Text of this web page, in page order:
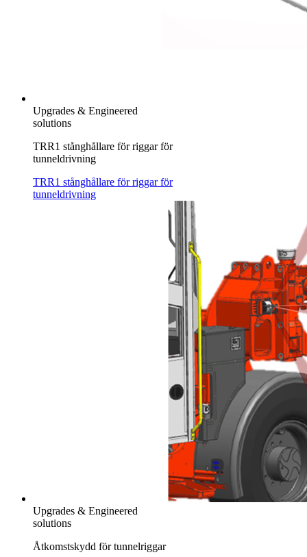
Upgrades & Engineered
solutions
TRR1 stånghållare för riggar för
tunneldrivning
TRR1 stånghållare för riggar för
tunneldrivning
Upgrades & Engineered
solutions
Åtkomstskydd för tunnelriggar